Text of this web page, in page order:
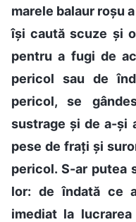
marele balaur roșu
își caută scuze și
pentru a fugi de
pericol sau de
pericol, se
sustrage și de a-și
pese de frați și
pericol. S-ar putea
lor: de îndată ce
imediat la